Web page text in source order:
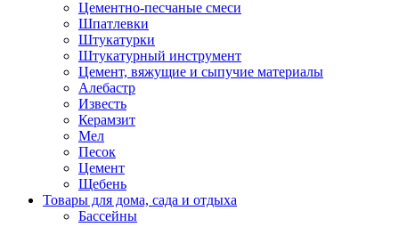
Цементно-песчаные смеси
Шпатлевки
Штукатурки
Штукатурный инструмент
Цемент, вяжущие и сыпучие материалы
Алебастр
Известь
Керамзит
Мел
Песок
Цемент
Щебень
Товары для дома, сада и отдыха
Бассейны